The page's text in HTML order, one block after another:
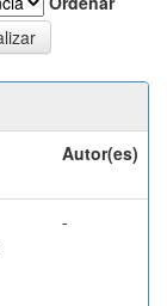
Autor(es)
-